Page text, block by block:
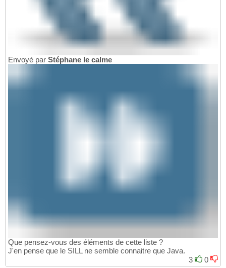
Envoyé par Stéphane le calme
Que pensez-vous des éléments de cette liste ?
J'en pense que le SILL ne semble connaitre que Java.
3
0